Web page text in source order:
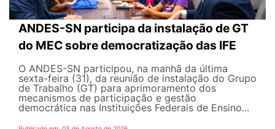
ANDES-SN participa da instalação de GT
do MEC sobre democratização das IFE
O ANDES-SN participou, na manhã da última
sexta-feira (31), da reunião de instalação do Grupo
de Trabalho (GT) para aprimoramento dos
mecanismos de participação e gestão
democrática nas Instituições Federais de Ensino...